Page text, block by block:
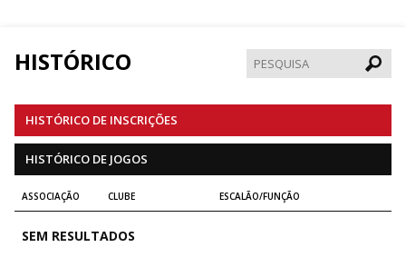
HISTÓRICO
HISTÓRICO DE INSCRIÇÕES
HISTÓRICO DE JOGOS
ASSOCIAÇÃO CLUBE ESCALÃO/FUNÇÃO
SEM RESULTADOS